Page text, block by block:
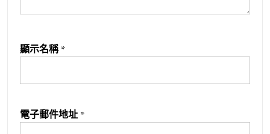
顯示名稱 *
電子郵件地址 *